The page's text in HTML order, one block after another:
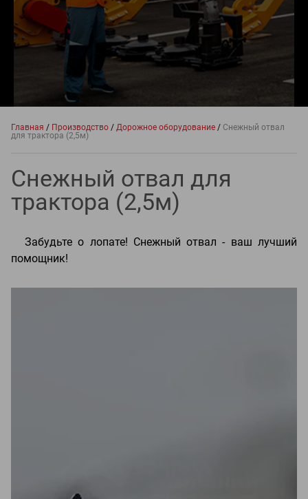
Главная / Производство / Дорожное оборудование / Снежный отвал
для трактора (2,5м)
Снежный отвал для
трактора (2,5м)
Забудьте о лопате! Снежный отвал - ваш лучший
помощник!